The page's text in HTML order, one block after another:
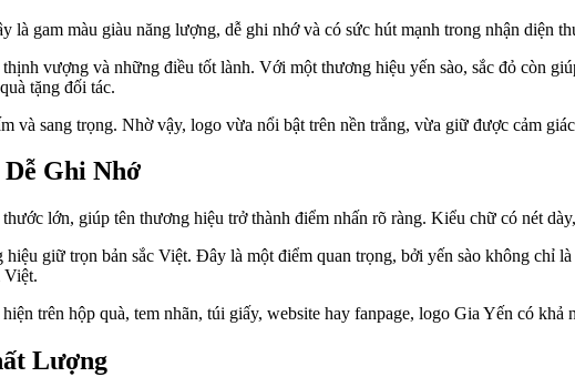
là gam màu giàu năng lượng, dễ ghi nhớ và có sức hút mạnh trong nhận diện
vượng và những điều tốt lành. Với một thương hiệu yến sào, sắc đỏ còn
tặng đối tác.
và sang trọng. Nhờ vậy, logo vừa nổi bật trên nền trắng, vừa giữ được cảm
Ghi Nhớ
lớn, giúp tên thương hiệu trở thành điểm nhấn rõ ràng. Kiểu chữ có nét
giữ trọn bản sắc Việt. Đây là một điểm quan trọng, bởi yến sào không chỉ
Việt.
trên hộp quà, tem nhãn, túi giấy, website hay fanpage, logo Gia Yến có khả
Lượng